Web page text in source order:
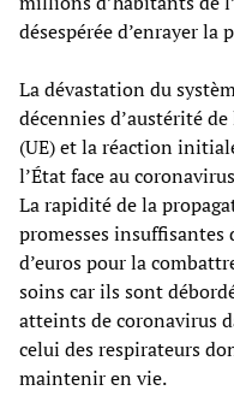
désespérée d’enrayer
La dévastation du
décennies d’austérité
(UE) et la réaction
l’État face au
La rapidité de la
promesses
d’euros pour la
soins car ils sont
atteints de coronavirus
celui des respirateurs
maintenir en vie.